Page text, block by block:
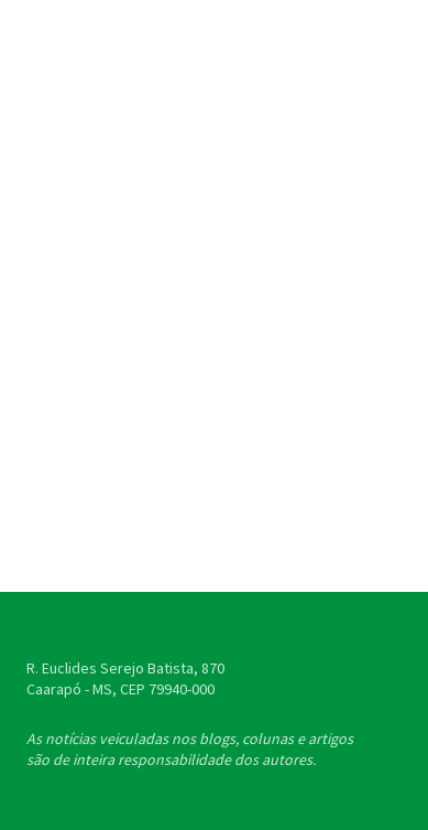
R. Euclides Serejo Batista, 870
Caarapó - MS, CEP 79940-000
As notícias veiculadas nos blogs, colunas e artigos
são de inteira responsabilidade dos autores.